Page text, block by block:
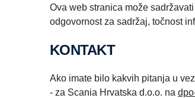
Ova web stranica može
odgovornost za sadržaj, točnost
KONTAKT
Ako imate bilo kakvih pitanja u
- za Scania Hrvatska d.o.o. na